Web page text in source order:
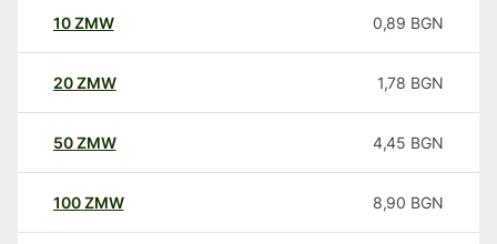
10ZMW 0,89 BGN
20ZMW 1,78 BGN
50ZMW 4,45 BGN
100ZMW 8,90 BGN